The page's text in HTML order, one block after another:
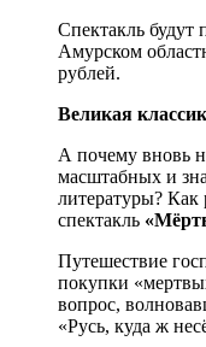
Спектакль будут
Амурском
рублей.
Великая
А почему вновь
масштабных и
литературы? Как
спектакль
Путешествие
покупки
вопрос,
«Русь, куда ж